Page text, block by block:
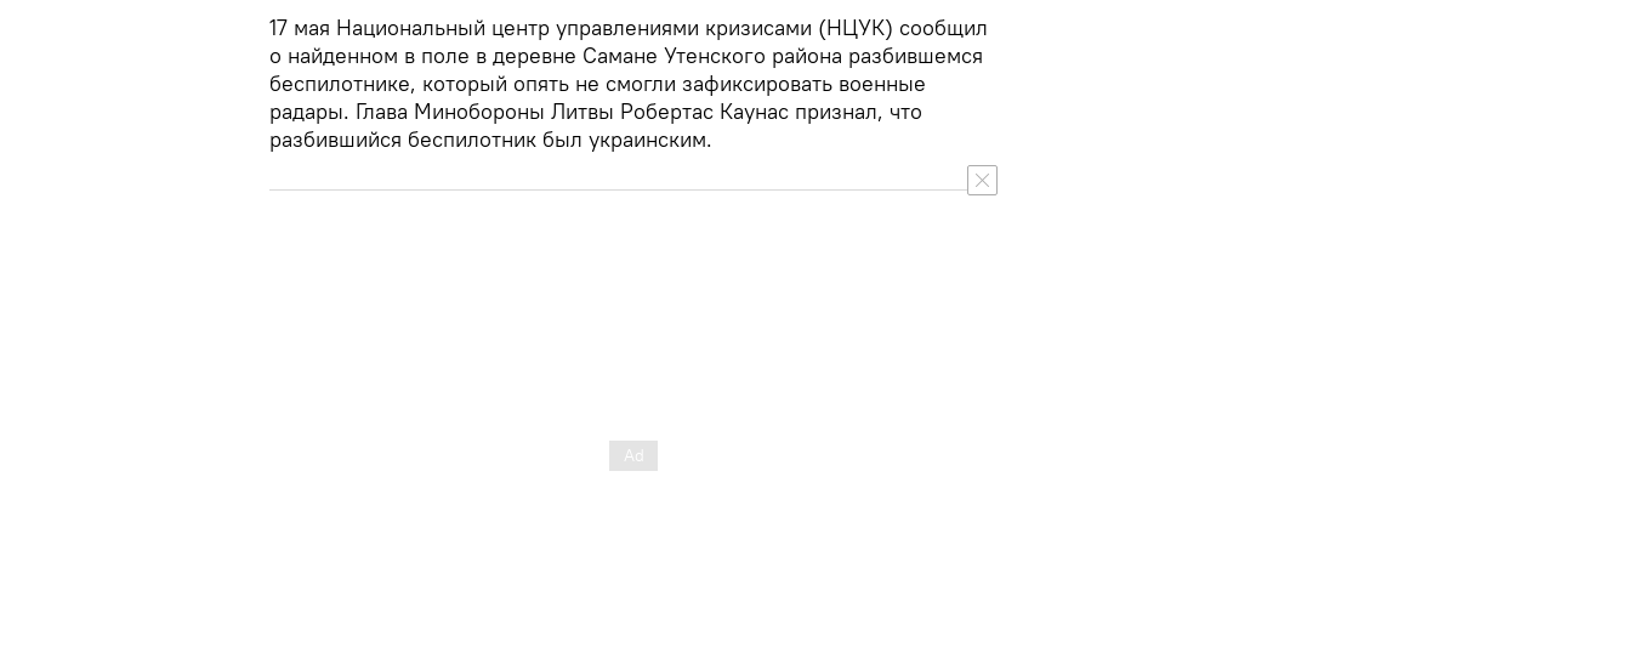
17 мая Национальный центр управлениями кризисами (НЦУК) сообщил
о найденном в поле в деревне Самане Утенского района разбившемся
беспилотнике, который опять не смогли зафиксировать военные
радары. Глава Минобороны Литвы Робертас Каунас признал, что
разбившийся беспилотник был украинским.